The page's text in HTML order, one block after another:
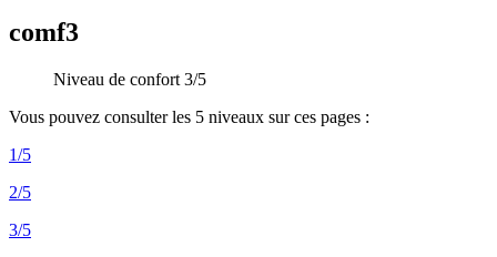
comf3
Niveau de confort 3/5
Vous pouvez consulter les 5 niveaux sur ces pages :
1/5
2/5
3/5